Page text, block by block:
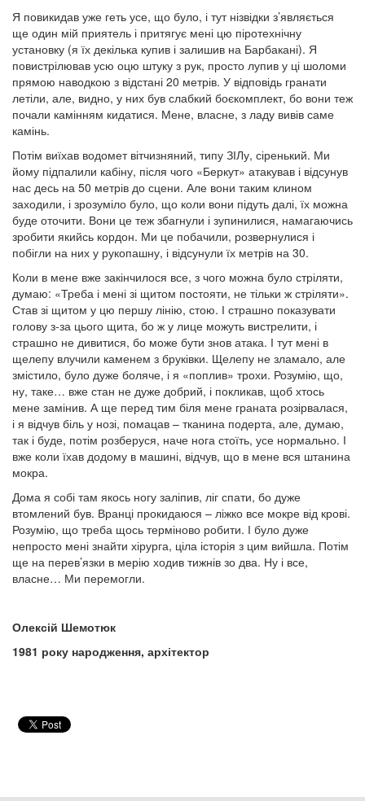
Я повикидав уже геть усе, що було, і тут нізвідки з’являється
ще один мій приятель і притягує мені цю піротехнічну
установку (я їх декілька купив і залишив на Барбакані). Я
повистрілював усю оцю штуку з рук, просто лупив у ці шоломи
прямою наводкою з відстані 20 метрів. У відповідь гранати
летіли, але, видно, у них був слабкий боєкомплект, бо вони теж
почали камінням кидатися. Мене, власне, з ладу вивів саме
камінь.
Потім виїхав водомет вітчизняний, типу ЗІЛу, сіренький. Ми
йому підпалили кабіну, після чого «Беркут» атакував і відсунув
нас десь на 50 метрів до сцени. Але вони таким клином
заходили, і зрозуміло було, що коли вони підуть далі, їх можна
буде оточити. Вони це теж збагнули і зупинилися, намагаючись
зробити якийсь кордон. Ми це побачили, розвернулися і
побігли на них у рукопашну, і відсунули їх метрів на 30.
Коли в мене вже закінчилося все, з чого можна було стріляти,
думаю: «Треба і мені зі щитом постояти, не тільки ж стріляти».
Став зі щитом у цю першу лінію, стою. І страшно показувати
голову з-за цього щита, бо ж у лице можуть вистрелити, і
страшно не дивитися, бо може бути знов атака. І тут мені в
щелепу влучили каменем з бруківки. Щелепу не зламало, але
змістило, було дуже боляче, і я «поплив» трохи. Розумію, що,
ну, таке… вже стан не дуже добрий, і покликав, щоб хтось
мене замінив. А ще перед тим біля мене граната розірвалася,
і я відчув біль у нозі, помацав – тканина подерта, але, думаю,
так і буде, потім розберуся, наче нога стоїть, усе нормально. І
вже коли їхав додому в машині, відчув, що в мене вся штанина
мокра.
Дома я собі там якось ногу заліпив, ліг спати, бо дуже
втомлений був. Вранці прокидаюся – ліжко все мокре від крові.
Розумію, що треба щось терміново робити. І було дуже
непросто мені знайти хірурга, ціла історія з цим вийшла. Потім
ще на перев’язки в мерію ходив тижнів зо два. Ну і все,
власне… Ми перемогли.
Олексій Шемотюк
1981 року народження, архітектор